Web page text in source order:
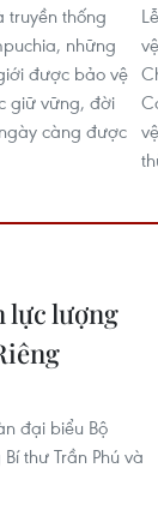
truyền thống
những
được bảo vệ
giữ vững, đời
càng được
lực lượng
đại biểu Bộ
thư Trần Phú và